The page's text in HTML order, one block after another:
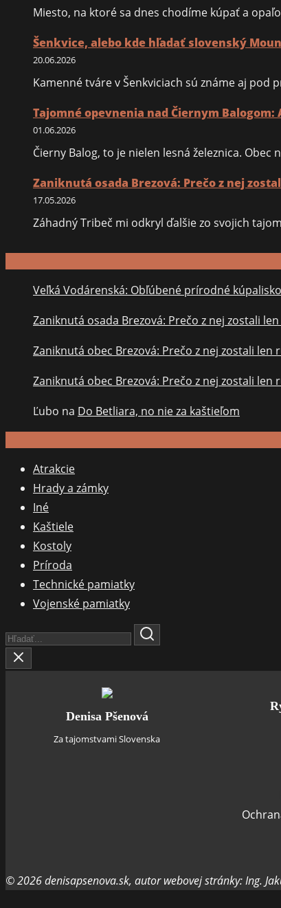
Miesto, na ktoré sa dnes chodíme kúpať a
Šenkvice, alebo kde hľadať slovenský
20.06.2026
Kamenné tváre v Šenkviciach sú známe aj pod
Tajomné opevnenia nad Čiernym
01.06.2026
Čierny Balog, to je nielen lesná železnica.
Zaniknutá osada Brezová: Prečo z nej
17.05.2026
Záhadný Tribeč mi odkryl ďalšie zo svojich
Veľká Vodárenská: Obľúbené prírodné
Zaniknutá osada Brezová: Prečo z nej zostali
Zaniknutá obec Brezová: Prečo z nej zostali len
Zaniknutá obec Brezová: Prečo z nej zostali len
Ľubo na Do Betliara, no nie za kaštieľom
Atrakcie
Hrady a zámky
Iné
Kaštiele
Kostoly
Príroda
Technické pamiatky
Vojenské pamiatky
Search
Here...
Denisa Pšenová
Za tajomstvami Slovenska
© 2026 denisapsenova.sk, autor webovej stránky: Ing.